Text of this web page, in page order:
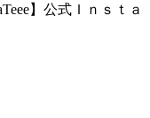
】公式Ｉｎｓｔａ